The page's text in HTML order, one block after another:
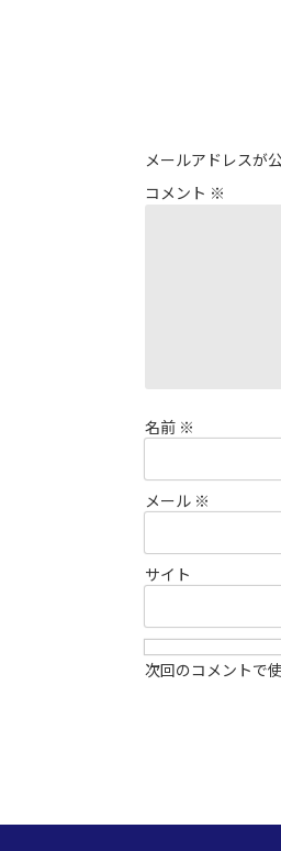
メールアドレスが
コメント ※
名前 ※
メール ※
サイト
次回のコメントで